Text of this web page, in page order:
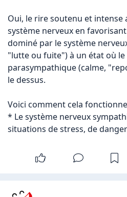
Oui, le rire soutenu et intense
système nerveux en
dominé par le système
"lutte ou fuite") à un état où
parasympathique (calme,
le dessus.
Voici comment cela
* Le système nerveux
situations de stress, de